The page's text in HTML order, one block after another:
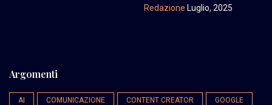
Redazione Luglio, 2025
Argomenti
AI COMUNICAZIONE CONTENT CREATOR GOOGLE